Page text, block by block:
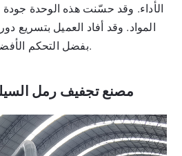
الأداء. وقد حسّنت هذه الوحدة
المواد. وقد أفاد العميل بتسريع
بفضل التحكم الأفضل في مستويات الرطوبة.
3. مصنع تجفيف رمل